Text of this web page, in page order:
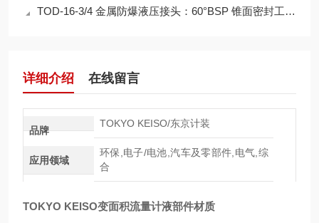
TOD-16-3/4 金属防爆液压接头：60°BSP 锥面密封工作原理与应用特性
详细介绍 在线留言
品牌
TOKYO KEISO/东京计装
应用领域
环保,电子/电池,汽车及零部件,电气,综
合
TOKYO KEISO变面积流量计液部件材质